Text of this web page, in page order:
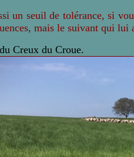
un seuil de tolérance, si
mais le suivant qui lui
Creux du Croue.